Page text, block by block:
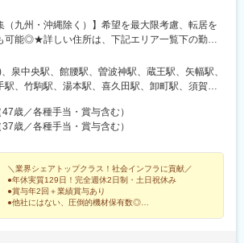
大久保駅(京都府)、長岡天神駅、西向日駅、ＪＲ
山駅、寺田駅(京都府)、亀岡駅、八木駅、福知山
綾部駅、尼ケ辻駅、大和西大寺駅、新大宮駅、奈
近鉄郡山駅、筒井駅、鳥居前駅、天理駅、桜井駅
宮前駅、金橋駅、大和八木駅、新ノ口駅、五位堂
高田駅(奈良県)、浮孔駅、玉手駅、近鉄新庄駅、榛
、びわ湖浜大津駅、京阪膳所駅、瀬田駅(滋賀県)、
駅、草津駅(滋賀県)、南草津駅、手原駅、守山駅、
駅、甲南駅、甲西駅、近江今津駅、堅田駅、和歌
駅、和歌山駅、宮前駅、和歌山港駅、紀伊小倉
南駅、粉河駅、貴志駅、箕島駅、紀伊新庄駅、新
吉見ノ里駅、多奈川駅、喜志駅、島本駅、社町
千本駅、本竜野駅、石生駅、祝園駅、宇治駅(京阪
（九州・沖縄除く）】希望を最大限考慮、転居を
可能◎★詳しい住所は、下記エリア一覧下の勤務
ください！★車通勤OK（事業所による）＜ 東北エ
岩手県／福島県＜ 関東エリア ＞東京都／神奈川
葉県／茨城県／栃木県／群馬県＜ 東海エリア ＞静
阪府／京都府／奈良県／滋賀県／和歌山県／兵庫
＞岡山県／広島県／鳥取県／島根県／山口県＜
スペースあり
泉中央駅、館腰駅、曽波神駅、蔵王駅、矢幅駅、
駅、竹駒駅、湯本駅、喜久田駅、卸町駅、須賀川
県)、小山駅、野崎駅(栃木県)、佐野市駅、宇都宮
パス駅、西川田駅、内原駅、水戸駅、荒川沖駅、
天空橋駅、西台駅、新中野駅、北綾瀬駅、高輪台
、小宮駅、鴨居駅、元町・中華街駅、本厚木駅、
新田駅、馬車道駅、今羽駅、北坂戸駅、新狭山
センター駅、指扇駅、新田駅(埼玉県)、北藤岡駅、
駅(埼玉県)、川越駅、太田駅(群馬県)、鶴瀬駅、八
歳／各種手当・賞与含む）
歳／各種手当・賞与含む）
＼業界シェアトップクラス！社会インフラに貢献／
●年休実質129日！完全週休2日制・土日祝休み
●賞与年2回＋業績賞与あり
●他社にはない、圧倒的機材保有数◎